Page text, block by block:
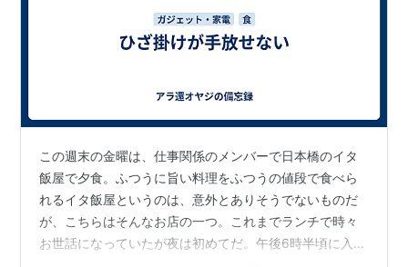
この週末の金曜は、仕事関係のメンバーで日本橋のイタ
飯屋で夕食。ふつうに旨い料理をふつうの値段で食べら
れるイタ飯屋というのは、意外とありそうでないものだ
が、こちらはそんなお店の一つ。これまでランチで時々
お世話になっていたが夜は初めてだ。午後6時半頃に入